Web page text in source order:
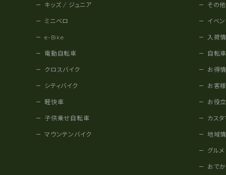
キッズ / ジュニア
ミニベロ
e-Bike
電動自転車
クロスバイク
シティバイク
軽快車
子供乗せ自転車
マウンテンバイク
その
イベン
入荷
自転
お得
お客様
お役
カス
地域
グルメ
おで